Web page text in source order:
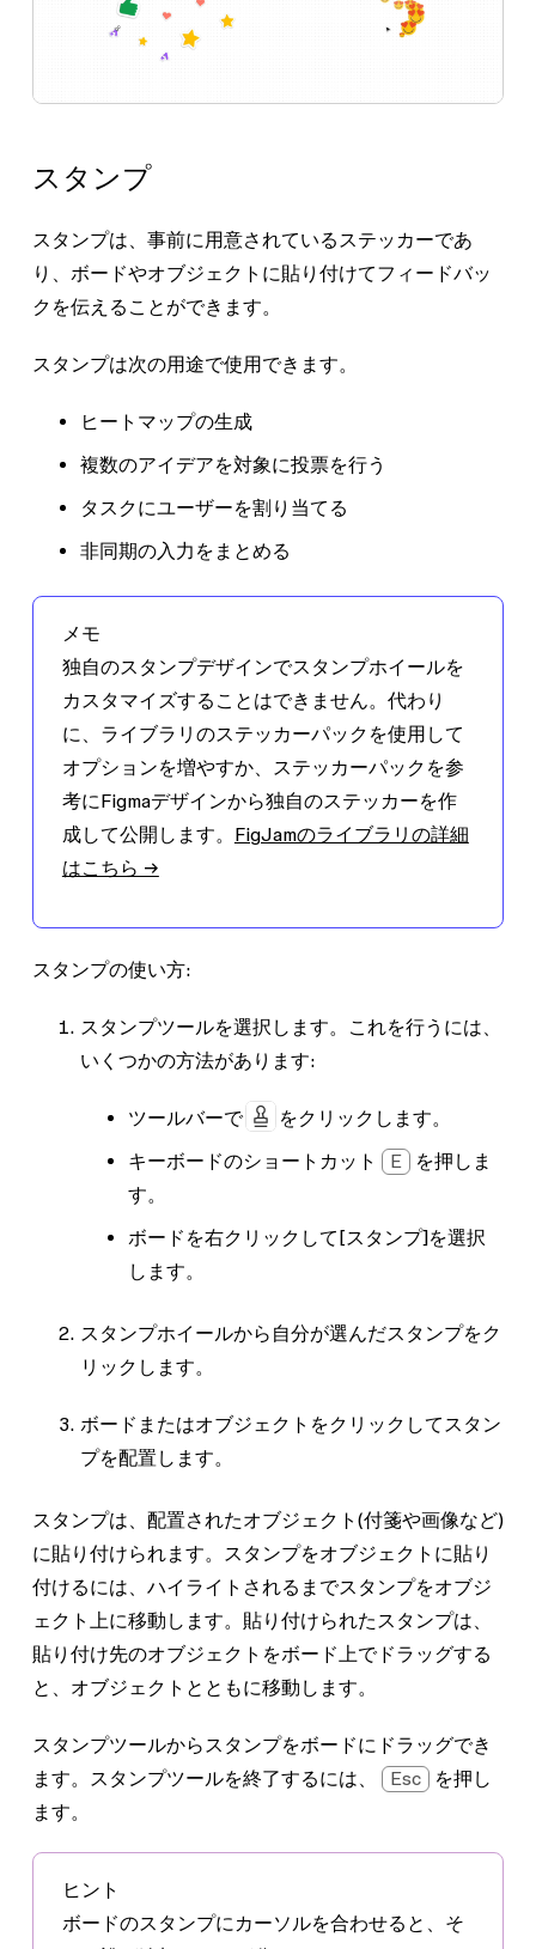
スタンプ
スタンプは、事前に用意されているステッカーであ
り、ボードやオブジェクトに貼り付けてフィードバッ
クを伝えることができます。
スタンプは次の用途で使用できます。
ヒートマップの生成
複数のアイデアを対象に投票を行う
タスクにユーザーを割り当てる
非同期の入力をまとめる
メモ
独自のスタンプデザインでスタンプホイールを
カスタマイズすることはできません。代わり
に、ライブラリのステッカーパックを使用して
オプションを増やすか、ステッカーパックを参
考にFigmaデザインから独自のステッカーを作
成して公開します。 FigJamのライブラリの詳細
はこちら →
スタンプの使い方:
スタンプツールを選択します。これを行うには、
いくつかの方法があります:
ツールバーで
をクリックします。
キーボードのショートカット
E
を押しま
す。
ボードを右クリックして [スタンプ] を選択
します。
スタンプホイールから自分が選んだスタンプをク
リックします。
ボードまたはオブジェクトをクリックしてスタン
プを配置します。
スタンプは、配置されたオブジェクト(付箋や画像など)
に貼り付けられます。スタンプをオブジェクトに貼り
付けるには、ハイライトされるまでスタンプをオブジ
ェクト上に移動します。貼り付けられたスタンプは、
貼り付け先のオブジェクトをボード上でドラッグする
と、オブジェクトとともに移動します。
スタンプツールからスタンプをボードにドラッグでき
ます。スタンプツールを終了するには、
Esc
を押し
ます。
ヒント
ボードのスタンプにカーソルを合わせると、そ